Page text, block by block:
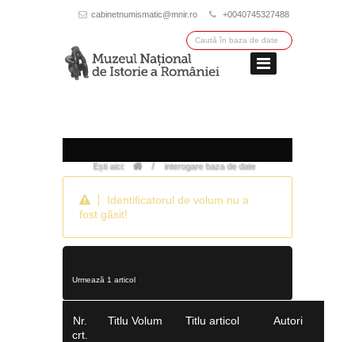
cabinetnumismatic@mnir.ro +0040745327488
Ești aici: / interogare baza de date
Identificatorul de volum nu a
fost găsit!
Urmează 1 articol
Nr.
crt.
Titlu Volum Titlu articol Autori